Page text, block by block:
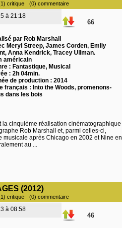
critique (0) commentaire
à 21:18
66
par Rob Marshall
Meryl Streep, James Corden, Emily
Anna Kendrick, Tracey Ullman.
américain
: Fantastique, Musical
: 2h 04min.
de production : 2014
français : Into the Woods, promenons-
dans les bois
la cinquième réalisation cinématographique
Rob Marshall et, parmi celles-ci,
musicale après Chicago en 2002 et Nine en
au ...
(2012)
critique (0) commentaire
à 08:58
46